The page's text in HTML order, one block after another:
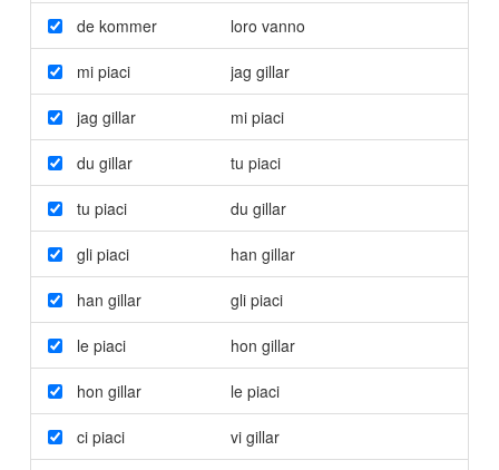
de kommer loro vanno
mi piaci jag gillar
jag gillar mi piaci
du gillar tu piaci
tu piaci du gillar
gli piaci han gillar
han gillar gli piaci
le piaci hon gillar
hon gillar le piaci
ci piaci vi gillar